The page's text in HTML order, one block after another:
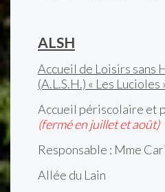
ALSH
Accueil de Loisirs sans
(A.L.S.H.) « Les Lucioles
Accueil périscolaire et
(fermé en juillet et août)
Responsable : Mme
Allée du Lain